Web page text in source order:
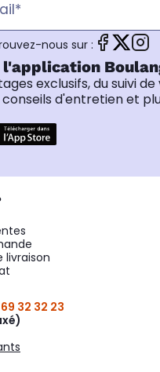
nous sur :
l'application
exclusifs, du suivi
d'entretien et
livraison
32 32 23